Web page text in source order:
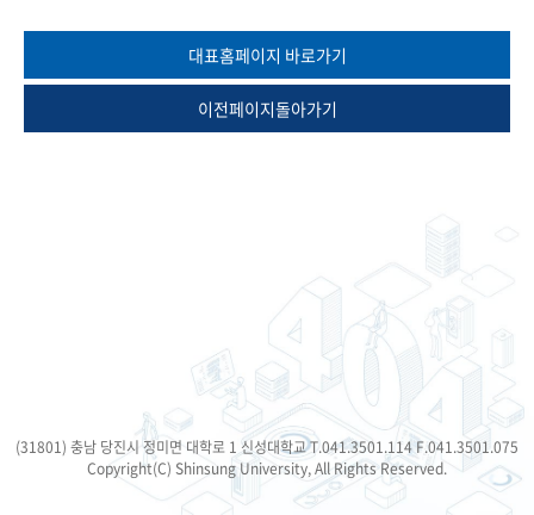
대표홈페이지 바로가기
이전페이지돌아가기
(31801) 충남 당진시 정미면 대학로 1 신성대학교 T.041.3501.114 F.041.3501.075
Copyright(C) Shinsung University, All Rights Reserved.